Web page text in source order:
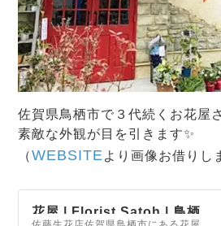
佐賀県鳥栖市で３代続くお花屋
素敵な外観が目を引きます✨
（WEBSITEより画像お借りし
花屋 | Florist Satoh | 鳥栖